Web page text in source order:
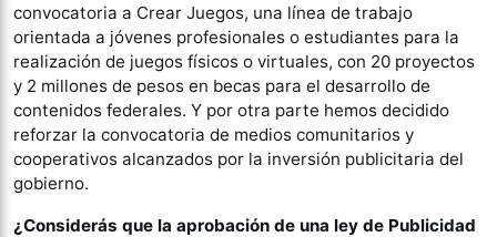
convocatoria a Crear Juegos, una línea de trabajo
orientada a jóvenes profesionales o estudiantes para la
realización de juegos físicos o virtuales, con 20 proyectos
y 2 millones de pesos en becas para el desarrollo de
contenidos federales. Y por otra parte hemos decidido
reforzar la convocatoria de medios comunitarios y
cooperativos alcanzados por la inversión publicitaria del
gobierno.
¿Considerás que la aprobación de una ley de Publicidad